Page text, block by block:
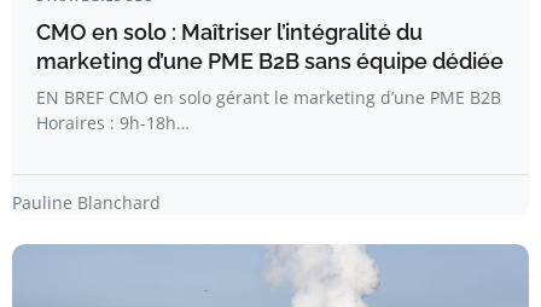
CMO en solo : Maîtriser l’intégralité du
marketing d’une PME B2B sans équipe dédiée
EN BREF CMO en solo gérant le marketing d’une PME B2B
Horaires : 9h-18h…
Pauline Blanchard